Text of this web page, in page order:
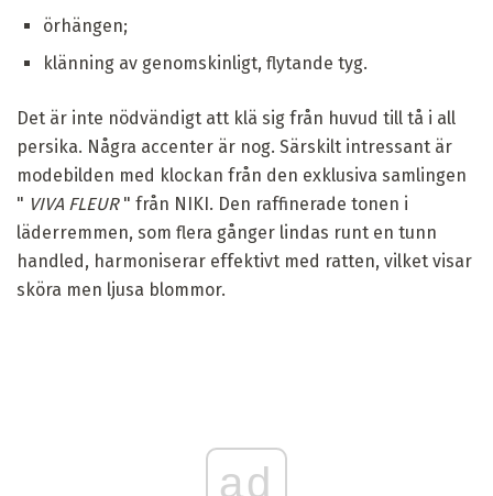
örhängen;
klänning av genomskinligt, flytande tyg.
Det är inte nödvändigt att klä sig från huvud till tå i all
persika. Några accenter är nog. Särskilt intressant är
modebilden med klockan från den exklusiva samlingen
" VIVA FLEUR" från NIKI. Den raffinerade tonen i
läderremmen, som flera gånger lindas runt en tunn
handled, harmoniserar effektivt med ratten, vilket visar
sköra men ljusa blommor.
ad